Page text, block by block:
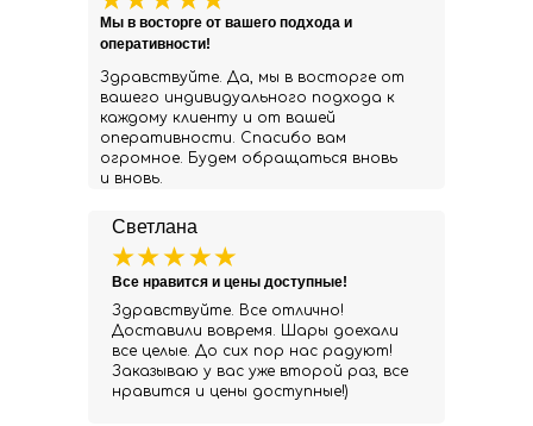
Здравствуйте. Да, мы в восторге от
вашего индивидуального подхода к
каждому клиенту и от вашей
оперативности. Спасибо вам
огромное. Будем обращаться вновь
и вновь.
Мы в восторге от вашего подхода и
оперативности!
Светлана
Здравствуйте. Все отлично!
Доставили вовремя. Шары доехали
все целые. До сих пор нас радуют!
Заказываю у вас уже второй раз, все
нравится и цены доступные!)
Все нравится и цены доступные!